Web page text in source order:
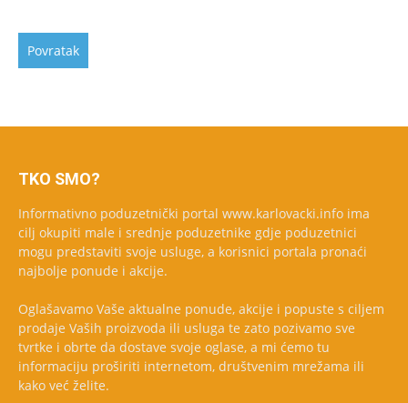
TKO SMO?
Informativno poduzetnički portal www.karlovacki.info ima
cilj okupiti male i srednje poduzetnike gdje poduzetnici
mogu predstaviti svoje usluge, a korisnici portala pronaći
najbolje ponude i akcije.
Oglašavamo Vaše aktualne ponude, akcije i popuste s ciljem
prodaje Vaših proizvoda ili usluga te zato pozivamo sve
tvrtke i obrte da dostave svoje oglase, a mi ćemo tu
informaciju proširiti internetom, društvenim mrežama ili
kako već želite.